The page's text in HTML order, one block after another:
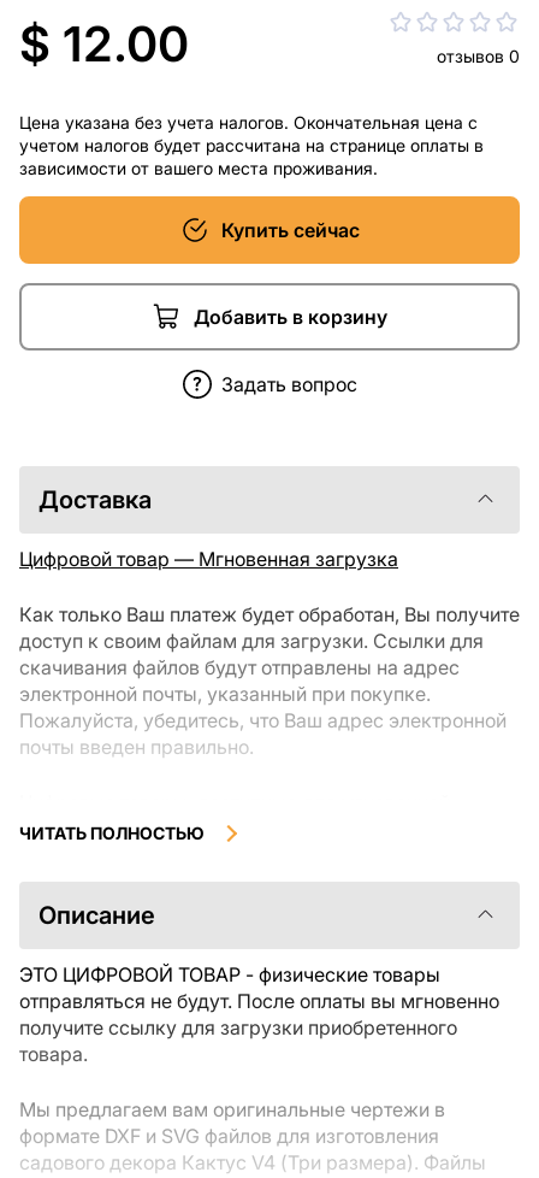
$ 12.00 отзывов 0
Цена указана без учета налогов. Окончательная цена с
учетом налогов будет рассчитана на странице оплаты в
зависимости от вашего места проживания.
Купить сейчас
Добавить в корзину
Задать вопрос
Доставка
Цифровой товар — Мгновенная загрузка
Как только Ваш платеж будет обработан, Вы получите
доступ к своим файлам для загрузки. Ссылки для
скачивания файлов будут отправлены на адрес
электронной почты, указанный при покупке.
Пожалуйста, убедитесь, что Ваш адрес электронной
почты введен правильно.
загрузки, не подлежат возврату или обмену после их
ознакомиться с описанием товара и задать все
интересующие Вас вопросы перед покупкой. Если у
свяжитесь с продавцом напрямую.
ЧИТАТЬ ПОЛНОСТЬЮ
Описание
ЭТО ЦИФРОВОЙ ТОВАР - физические товары
отправляться не будут. После оплаты вы мгновенно
получите ссылку для загрузки приобретенного
товара.
Мы предлагаем вам оригинальные чертежи в
формате DXF и SVG файлов для изготовления
садового декора Кактус V4 (Три размера). Файлы